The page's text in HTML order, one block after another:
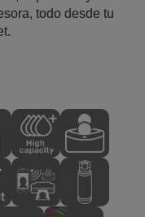
todo desde tu